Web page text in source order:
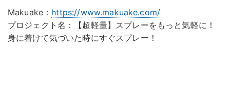
Makuake： https://www.makuake.com/
プロジェクト名：【超軽量】スプレーをもっと気軽に！
身に着けて気づいた時にすぐスプレー！